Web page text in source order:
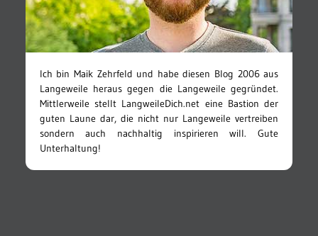
Ich bin Maik Zehrfeld und habe diesen Blog 2006 aus
Langeweile heraus gegen die Langeweile gegründet.
Mittlerweile stellt LangweileDich.net eine Bastion der
guten Laune dar, die nicht nur Langeweile vertreiben
sondern auch nachhaltig inspirieren will. Gute
Unterhaltung!